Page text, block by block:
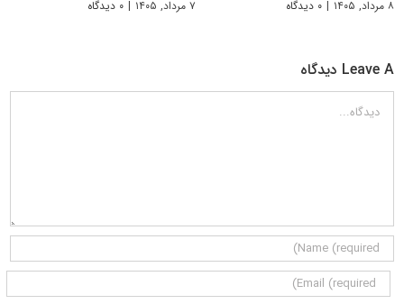
۸ مرداد, ۱۴۰۵ | ۰ دیدگاه ۷ مرداد, ۱۴۰۵ | ۰ دیدگاه
Leave A دیدگاه
دیدگاه